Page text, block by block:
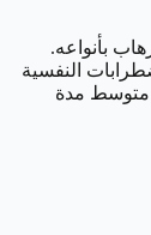
بأنواعه.
النفسية
حاليًا في مركز مجمع ميثاق الطبي في العليا بالرياض. تبلغ رسوم الكشفية مع الدكتورة عبد الوهاب مبلغ 350 ريال سعودي، ويمكن التواصل معها عبر الهاتف: 920033402. متوسط مدة